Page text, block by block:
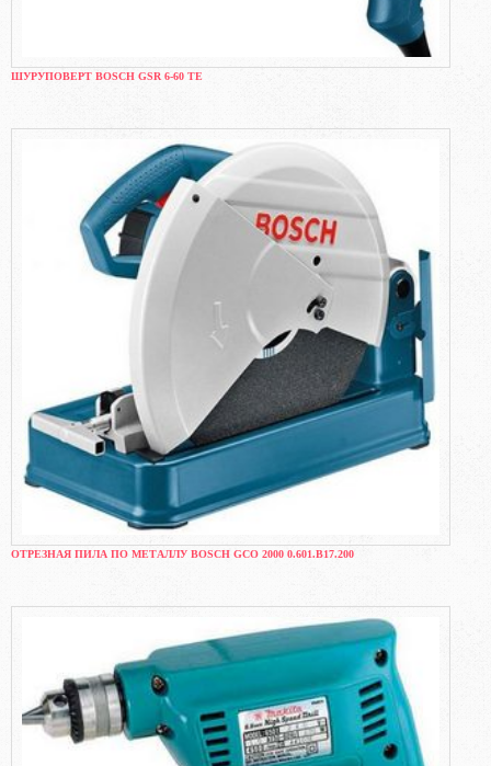
ШУРУПОВЕРТ BOSCH GSR 6-60 TE
ОТРЕЗНАЯ ПИЛА ПО МЕТАЛЛУ BOSCH GCO 2000 0.601.B17.200